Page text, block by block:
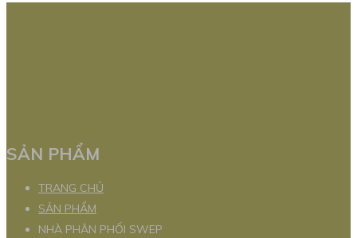
SẢN PHẨM
TRANG CHỦ
SẢN PHẨM
NHÀ PHÂN PHỐI SWEP